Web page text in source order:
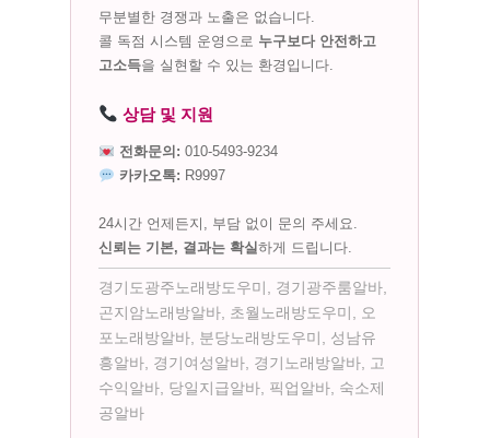
무분별한 경쟁과 노출은 없습니다.
콜 독점 시스템 운영으로 누구보다 안전하고
고소득을 실현할 수 있는 환경입니다.
상담 및 지원
전화문의: 010-5493-9234
카카오톡: R9997
24시간 언제든지, 부담 없이 문의 주세요.
신뢰는 기본, 결과는 확실하게 드립니다.
경기도광주노래방도우미, 경기광주룸알바,
곤지암노래방알바, 초월노래방도우미, 오
포노래방알바, 분당노래방도우미, 성남유
흥알바, 경기여성알바, 경기노래방알바, 고
수익알바, 당일지급알바, 픽업알바, 숙소제
공알바